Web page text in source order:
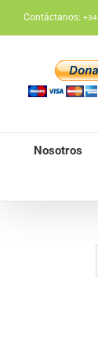
contenido
Contáctanos: +34
Nosotros